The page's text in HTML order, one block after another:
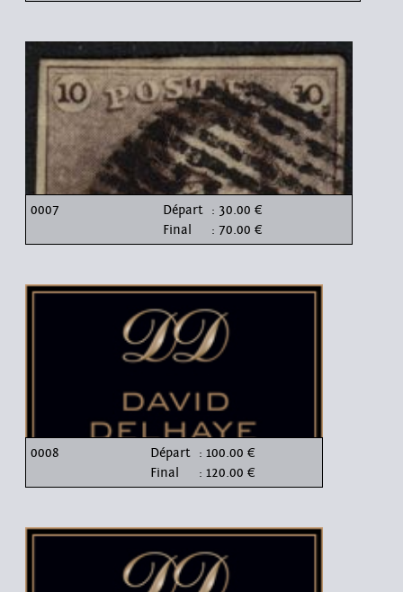
0007 Départ : 30.00 €
Final
: 70.00 €
0008 Départ : 100.00 €
Final
: 120.00 €